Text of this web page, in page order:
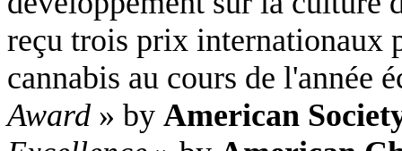
reçu trois prix internationaux
cannabis au cours de l'année
Award » by American